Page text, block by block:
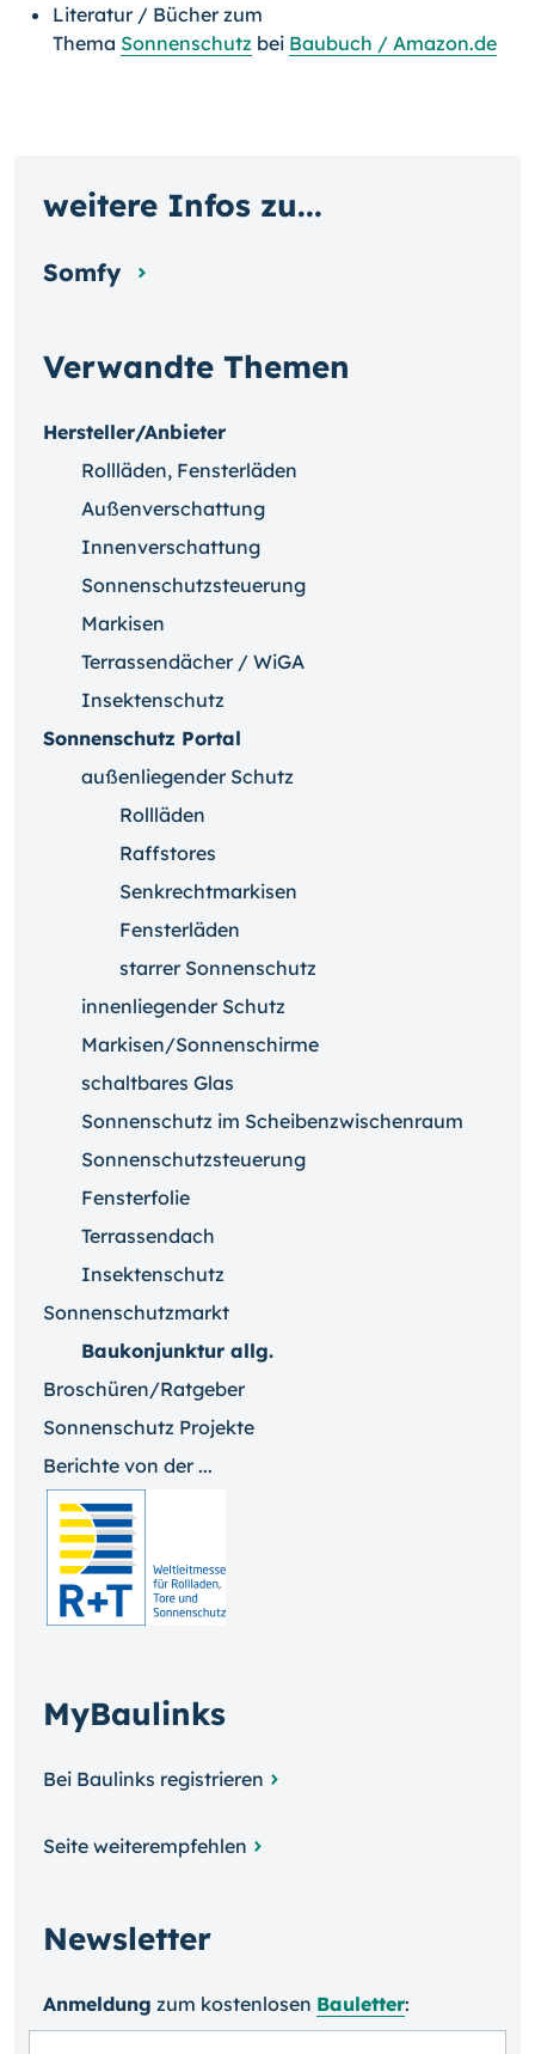
Literatur / Bücher zum
Thema Sonnenschutz bei Baubuch / Amazon.de
Verwandte Themen
Hersteller/Anbieter
Rollläden, Fensterläden
Außenverschattung
Innenverschattung
Sonnenschutzsteuerung
Markisen
Terrassendächer / WiGA
Insektenschutz
Sonnenschutz Portal
außenliegender Schutz
Rollläden
Raffstores
Senkrechtmarkisen
Fensterläden
starrer Sonnenschutz
innenliegender Schutz
Markisen/Sonnenschirme
schaltbares Glas
Sonnenschutz im Scheibenzwischenraum
Sonnenschutzsteuerung
Fensterfolie
Terrassendach
Insektenschutz
Sonnenschutzmarkt
Baukonjunktur allg.
Broschüren/Ratgeber
Sonnenschutz Projekte
Berichte von der ...
MyBaulinks
Bei Baulinks registrieren
Seite weiterempfehlen
Newsletter
Anmeldung zum kosten­losen Bauletter:
weitere Infos zu...
Somfy